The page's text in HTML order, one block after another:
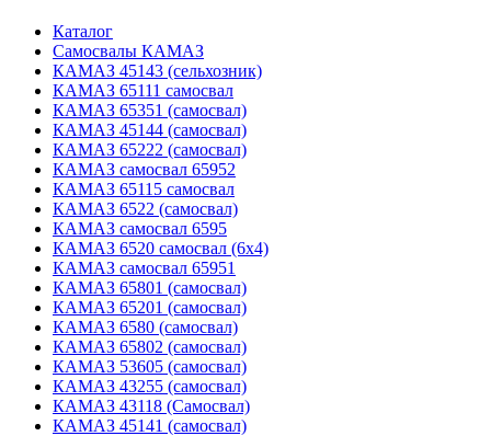
Каталог
Самосвалы КАМАЗ
КАМАЗ 45143 (сельхозник)
КАМАЗ 65111 самосвал
КАМАЗ 65351 (самосвал)
КАМАЗ 45144 (самосвал)
КАМАЗ 65222 (самосвал)
КАМАЗ самосвал 65952
КАМАЗ 65115 самосвал
КАМАЗ 6522 (самосвал)
КАМАЗ самосвал 6595
КАМАЗ 6520 самосвал (6х4)
КАМАЗ самосвал 65951
КАМАЗ 65801 (самосвал)
КАМАЗ 65201 (самосвал)
КАМАЗ 6580 (самосвал)
КАМАЗ 65802 (самосвал)
КАМАЗ 53605 (самосвал)
КАМАЗ 43255 (самосвал)
КАМАЗ 43118 (Самосвал)
КАМАЗ 45141 (самосвал)